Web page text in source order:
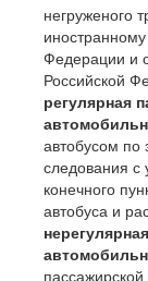
негруженого
Федерации и
Российской
регулярная
автобусом по
следования с
конечного
автобуса и